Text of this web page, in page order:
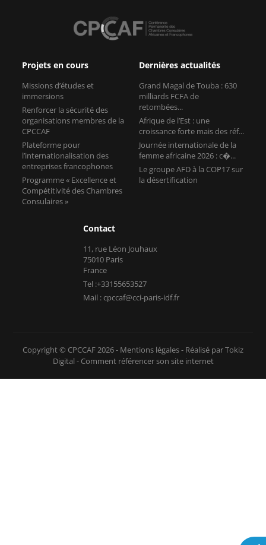
Projets en cours
Missions d’études et
immersions
Renforcer la sécurité des
organisations membres de la
CPCCAF
Plateforme pour
l’internationalisation des
entreprises francophones
Programme « Excellence et
Compétitivité des Chambres
Consulaires »
Dernières actualités
Grand Magal de Touba : 630
milliards FCFA de
retombées...
Afrique de l’Est : une
croissance forte mais des réf...
Journée internationale de la
femme africaine 2026 : c�...
Le groupe AFD à la COP17 sur
la désertification
Contact
11, rue Léon Jouhaux
75010 Paris
France
Tel :+33155653527
Mail : cpccaf@cci-paris-idf.fr
Copyright © CPCCAF 2026 - Mentions légales- Réalisé par Tokiz
Digital - Comment référencer son site internet